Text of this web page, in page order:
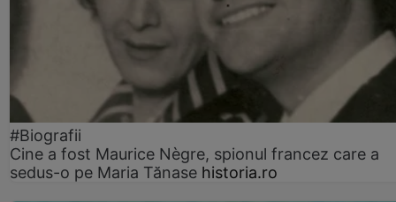
#Biografii
Cine a fost Maurice Nègre, spionul francez care a
sedus-o pe Maria Tănase historia.ro